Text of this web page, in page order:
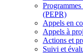
(PEPR)
Appels en
Appels à
Actions et
Suivi et